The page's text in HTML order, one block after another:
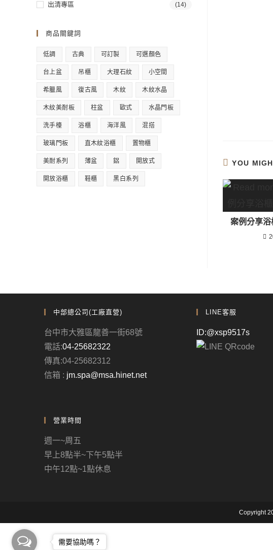
YOU
案例分享浴
出清專區 (14)
商品關鍵詞
低調 古典 可訂製 可選顏色
台上盆 吊櫃 大理石紋 小空間
希臘風 復古風 木紋 木紋水晶
木紋美耐板 柱盆 歐式 水晶門板
洗手檯 浴櫃 海洋風 混搭
玻璃門板 直木紋浴櫃 置物櫃
美耐系列 薄盆 鋁 開放式
開放浴櫃 鞋櫃 黑白系列
中部總公司(工廠直營)
台中市大雅區龍善一街68號
電話:04-25682322
傳真:04-25682312
信箱 : jm.spa@msa.hinet.net
營業時間
週一~周五
早上8點半~下午5點半
中午12點~1點休息
LINE客服
ID:@xsp9517s
Copyright
需要協助嗎？